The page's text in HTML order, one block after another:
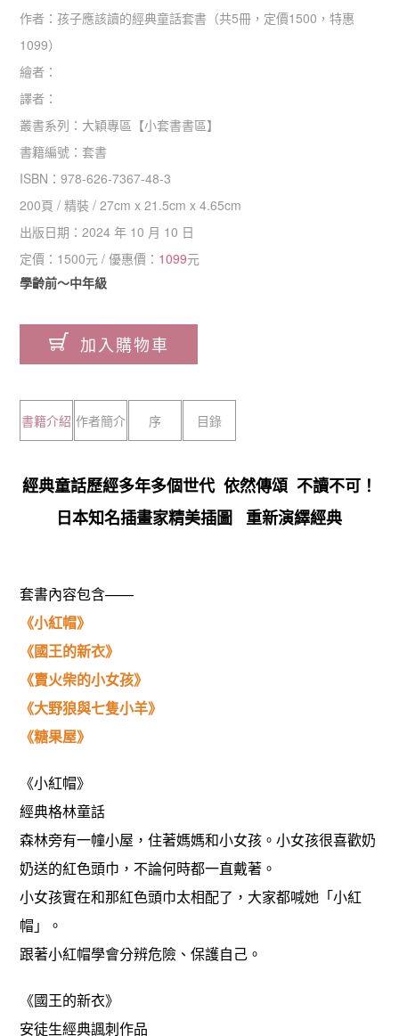
作者：孩子應該讀的經典童話套書（共5冊，定價1500，特惠
1099）
繪者：
譯者：
叢書系列： 大穎專區 【小套書書區】
書籍編號： 套書
ISBN：978-626-7367-48-3
200頁 /精裝 /27cm x 21.5cm x 4.65cm
出版日期：2024 年 10 月 10 日
定價： 1500元 / 優惠價： 1099元
學齡前～中年級
加入購物車
書籍介紹 作者簡介 序 目錄
經典童話歷經多年多個世代 依然傳頌 不讀不可！
日本知名插畫家精美插圖 重新演繹經典
套書內容包含——
《小紅帽》
《國王的新衣》
《賣火柴的小女孩》
《大野狼與七隻小羊》
《糖果屋》
《小紅帽》
經典格林童話
森林旁有一幢小屋，住著媽媽和小女孩。小女孩很喜歡奶
奶送的紅色頭巾，不論何時都一直戴著。
小女孩實在和那紅色頭巾太相配了，大家都喊她「小紅
帽」。
跟著小紅帽學會分辨危險、保護自己。
《國王的新衣》
安徒生經典諷刺作品